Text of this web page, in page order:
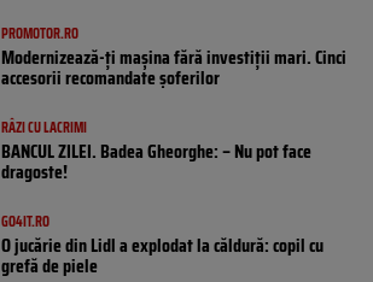
PROMOTOR.RO
Modernizează-ți mașina fără investiții mari. Cinci
accesorii recomandate șoferilor
RÂZI CU LACRIMI
BANCUL ZILEI. Badea Gheorghe: – Nu pot face
dragoste!
GO4IT.RO
O jucărie din Lidl a explodat la căldură: copil cu
grefă de piele